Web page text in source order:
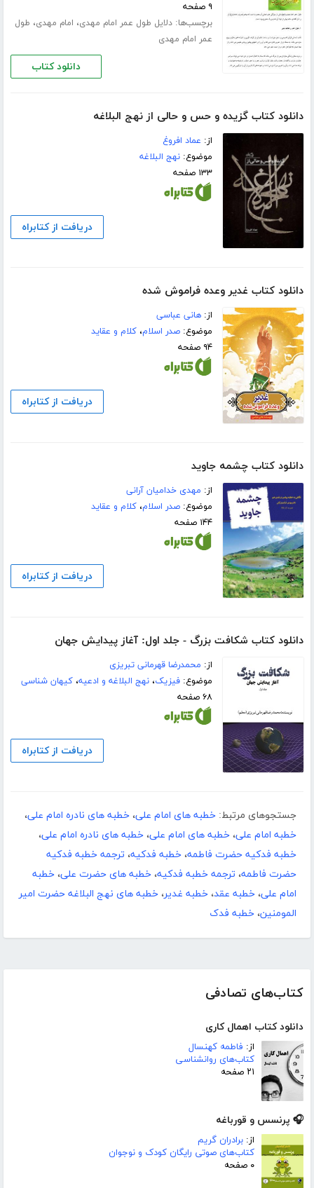
کتاب‌های تصادفی
دانلود کتاب اهمال کاری
از: فاطمه کهنسال
کتاب‌های روانشناسی
۲۱ صفحه
🎧 پرنسس و قورباغه
از: برادران گریم
کتاب‌های صوتی رایگان کودک و نوجوان
۰ صفحه
۹ صفحه
برچسب‌ها:دلایل طول عمر امام مهدی، امام مهدی، طول
عمر امام مهدی
دانلود کتاب
دانلود کتاب گزیده و حس و حالی از نهج البلاغه
از: عماد افروغ
موضوع:نهج البلاغه
۱۳۳ صفحه
دریافت از کتابراه
دانلود کتاب غدیر وعده فراموش شده
از:هانی عباسی
موضوع:صدر اسلام،کلام و عقاید
۹۴ صفحه
دریافت از کتابراه
دانلود کتاب چشمه جاوید
از: مهدی خدامیان آرانی
موضوع:صدر اسلام،کلام و عقاید
۱۴۴ صفحه
دریافت از کتابراه
دانلود کتاب شکافت بزرگ - جلد اول: آغاز پیدایش جهان
از: محمدرضا قهرمانی تبریزی
موضوع:فیزیک،نهج البلاغه و ادعیه،کیهان شناسی
۶۸ صفحه
دریافت از کتابراه
جستجوهای مرتبط: خطبه های امام علی، خطبه های نادره امام علی،
خطبه امام علی، خطبه های امام علی، خطبه های نادره امام علی،
خطبه فدکیه حضرت فاطمه، خطبه فدکیه، ترجمه خطبه فدکیه
حضرت فاطمه، ترجمه خطبه فدکیه، خطبه های حضرت علی، خطبه
امام علی، خطبه عقد، خطبه غدیر، خطبه های نهج البلاغه حضرت امیر
المومنین، خطبه فدک